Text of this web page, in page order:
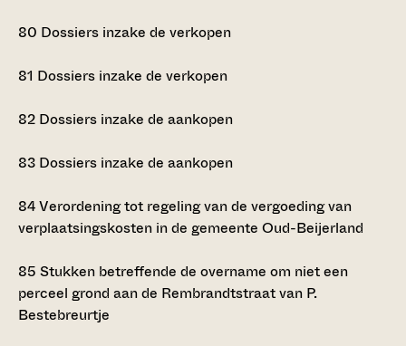
80 Dossiers inzake de verkopen
81 Dossiers inzake de verkopen
82 Dossiers inzake de aankopen
83 Dossiers inzake de aankopen
84Verordening tot regeling van de vergoeding van
verplaatsingskosten in de gemeente Oud-Beijerland
85 Stukken betreffende de overname om niet een
perceel grond aan de Rembrandtstraat van P.
Bestebreurtje